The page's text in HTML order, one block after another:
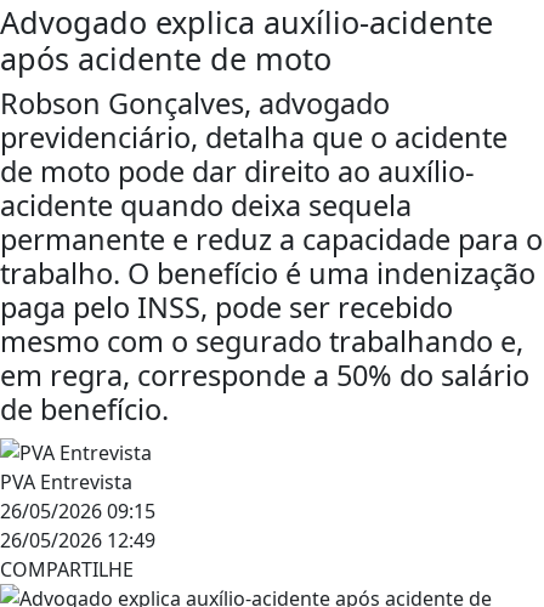
Advogado explica auxílio-acidente
após acidente de moto
Robson Gonçalves, advogado
previdenciário, detalha que o acidente
de moto pode dar direito ao auxílio-
acidente quando deixa sequela
permanente e reduz a capacidade para o
trabalho. O benefício é uma indenização
paga pelo INSS, pode ser recebido
mesmo com o segurado trabalhando e,
em regra, corresponde a 50% do salário
de benefício.
PVA Entrevista
26/05/2026 09:15
26/05/2026 12:49
COMPARTILHE